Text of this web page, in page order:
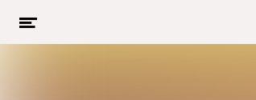
Menu
openen